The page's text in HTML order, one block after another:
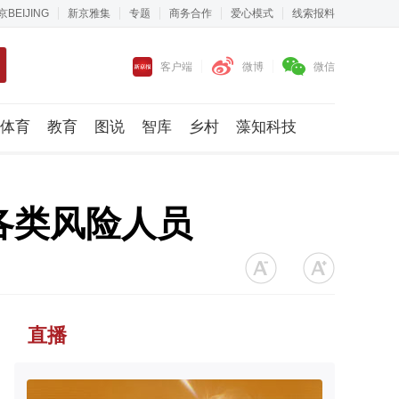
BEIJING 新京雅集 专题 商务合作 爱心模式 线索报料
客户端 微博 微信
体育 教育 图说 智库 乡村 藻知科技
类风险人员
直播